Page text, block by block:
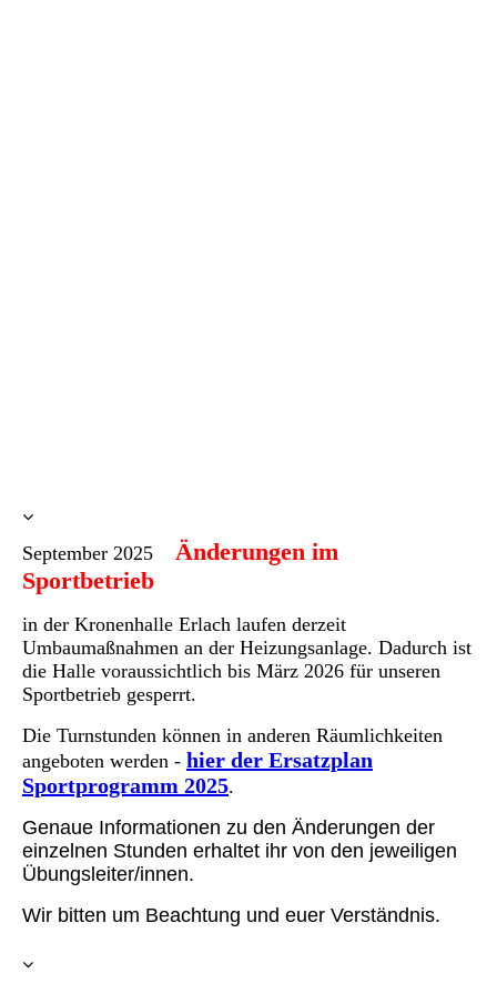
September 2025 Änderungen im
Sportbetrieb
in der Kronenhalle Erlach laufen derzeit
Umbaumaßnahmen an der Heizungsanlage. Dadurch ist
die Halle voraussichtlich bis März 2026 für unseren
Sportbetrieb gesperrt.
Die Turnstunden können in anderen Räumlichkeiten
angeboten werden - hier der Ersatzplan
Sportprogramm 2025.
Genaue Informationen zu den Änderungen der
einzelnen Stunden erhaltet ihr von den jeweiligen
Übungsleiter/innen.
Wir bitten um Beachtung und euer Verständnis.